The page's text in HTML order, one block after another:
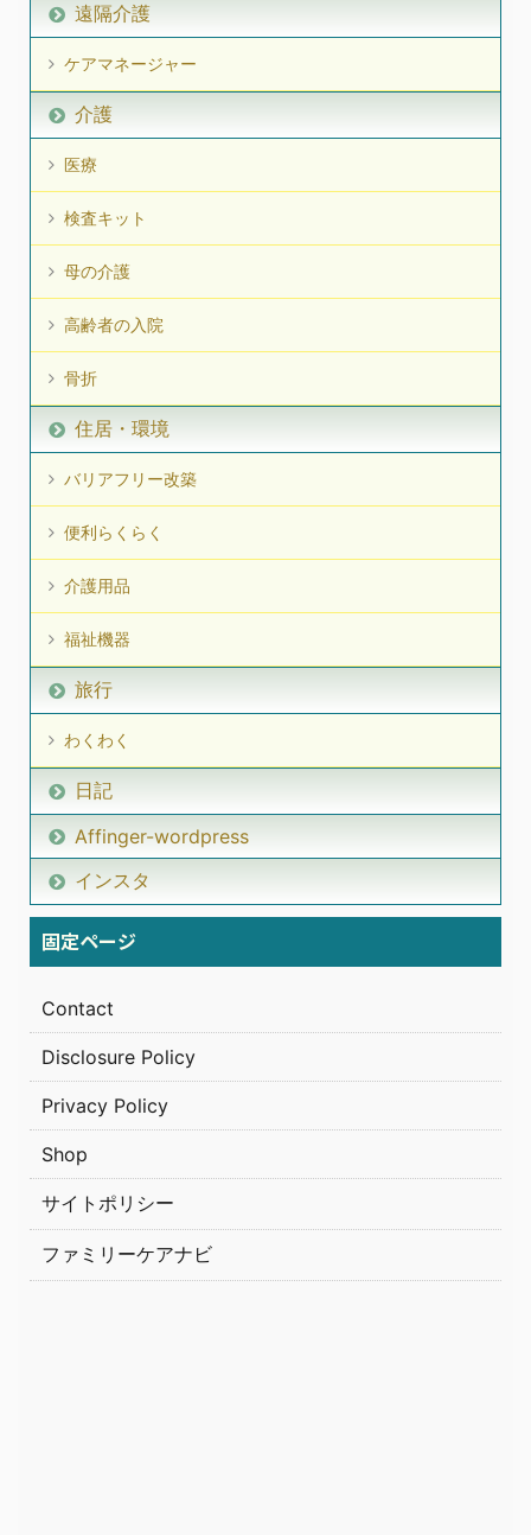
遠隔介護
ケアマネージャー
介護
医療
検査キット
母の介護
高齢者の入院
骨折
住居・環境
バリアフリー改築
便利らくらく
介護用品
福祉機器
旅行
わくわく
日記
Affinger-wordpress
インスタ
固定ページ
Contact
Disclosure Policy
Privacy Policy
Shop
サイトポリシー
ファミリーケアナビ